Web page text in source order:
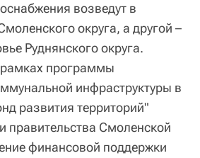
возведут в
округа, а другой –
Руднянского округа.
рамках программы
инфраструктуры в
развития территорий"
правительства Смоленской
финансовой поддержки